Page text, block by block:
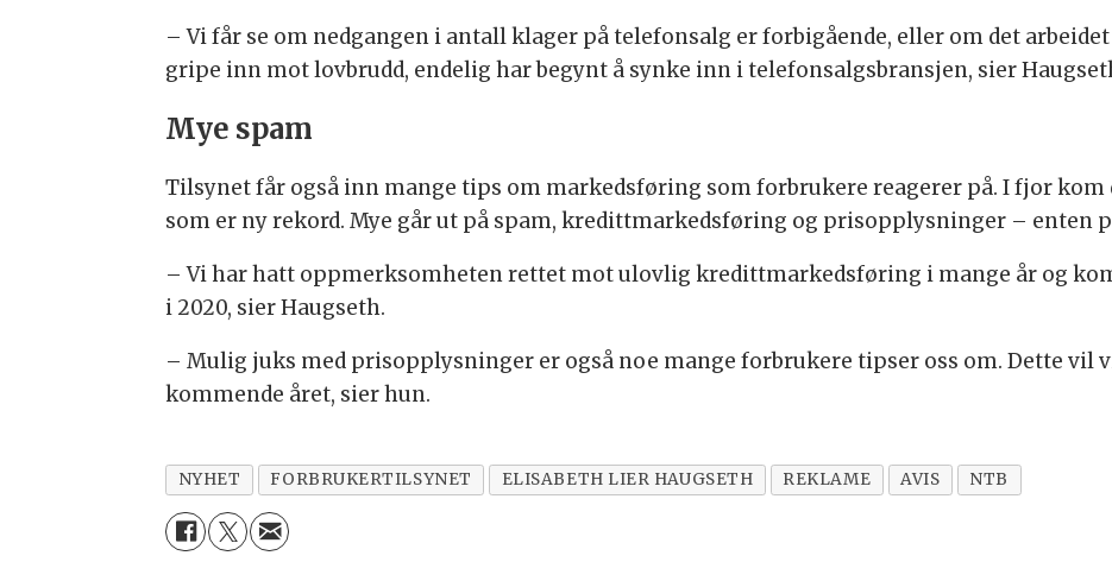
– Vi får se om nedgangen i antall klager på telefonsalg er forbigående, eller om det
gripe inn mot lovbrudd, endelig har begynt å synke inn i telefonsalgsbransjen, sier
Mye spam
Tilsynet får også inn mange tips om markedsføring som forbrukere reagerer på. I fjor kom
som er ny rekord. Mye går ut på spam, kredittmarkedsføring og prisopplysninger – enten
– Vi har hatt oppmerksomheten rettet mot ulovlig kredittmarkedsføring i mange år og
i 2020, sier Haugseth.
– Mulig juks med prisopplysninger er også noe mange forbrukere tipser oss om. Dette vil
kommende året, sier hun.
NYHET FORBRUKERTILSYNET ELISABETH LIER HAUGSETH REKLAME AVIS NTB